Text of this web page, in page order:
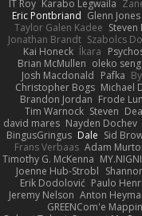
IT Roy Karabo Legwaila
Eric Pontbriand Glenn Jones
Taylor Galen Kadee Steven
Jonathan Brandt Szabolcs
Kai Honeck Íkara
Brian McMullen oleko
Josh Macdonald Pafka
Christopher Bogs Michael
Brandon Jordan Frode
Tim Warnock Steven
david mares Nayden Dochev
BingusGringus Dale Sid
Frans Verbaas Adam
Timothy G. McKenna
Joenne Hub-Strobl
Erik Dodolović Paulo
Jeremy Nelson Anton
GREENCom'e